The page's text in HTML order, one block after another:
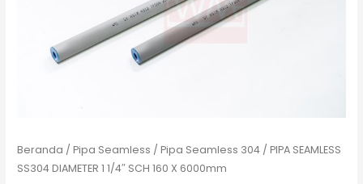
Beranda /Pipa Seamless /Pipa Seamless 304 / PIPA SEAMLESS
SS304 DIAMETER 1 1/4″ SCH 160 X 6000mm